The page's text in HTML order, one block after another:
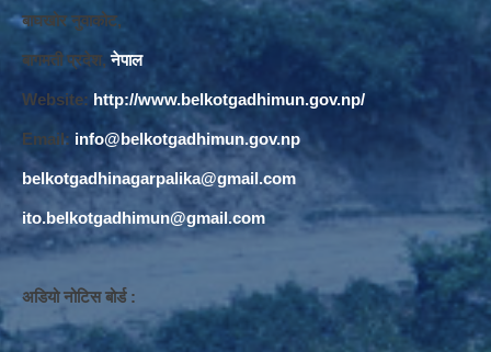
बाघखोर नुवाकोट,
बागमती प्रदेश, नेपाल
Website: http://www.belkotgadhimun.gov.np/
Email: info@belkotgadhimun.gov.np
belkotgadhinagarpalika@gmail.com
ito.belkotgadhimun@gmail.com
अडियो नोटिस बोर्ड :